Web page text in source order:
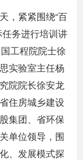
紧紧围绕“百
务进行培训讲
工程院院士徐
实验室主任杨
院院长徐安龙
住房城乡建设
集团、省环保
单位领导，围
、发展模式探